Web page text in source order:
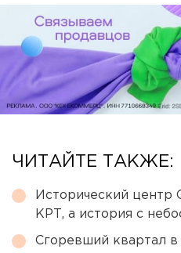
ЧИТАЙТЕ ТАКЖЕ:
Исторический центр
КРТ, а история с
Сгоревший квартал